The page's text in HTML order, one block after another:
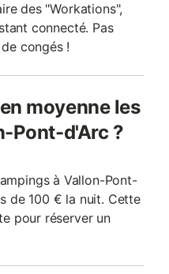
des "Workations",
connecté. Pas
congés !
moyenne les
Pont-d'Arc ?
à Vallon-Pont-
de 100 € la nuit. Cette
pour réserver un